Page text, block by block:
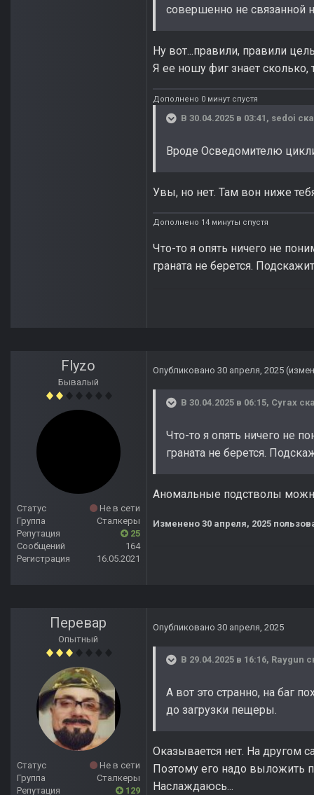
совершенно не связанной
Ну вот...правили, правили
Я ее ношу фиг знает сколько,
Дополнено 0 минут спустя
В 30.04.2025 в 03:41, sedoi
Вроде Осведомителю
Увы, но нет. Там вон ниже
Дополнено 14 минуты спустя
Что-то я опять ничего не
граната не берется.
Flyzo
Бывалый
Статус
Не в сети
Группа
Сталкеры
Репутация
25
Сообщений
164
Регистрация
16.05.2021
Опубликовано 30 апреля, 2025
В 30.04.2025 в 06:15, Cyrax
Что-то я опять ничего не
граната не берется.
Аномальные подстволы
Изменено 30 апреля, 2025
Перевар
Опытный
Статус
Не в сети
Группа
Сталкеры
Репутация
129
Опубликовано 30 апреля, 2025
В 29.04.2025 в 16:16, Raygun
А вот это странно, на баг
до загрузки пещеры.
Оказывается нет. На другом
Поэтому его надо выложить
Наслаждаюсь...